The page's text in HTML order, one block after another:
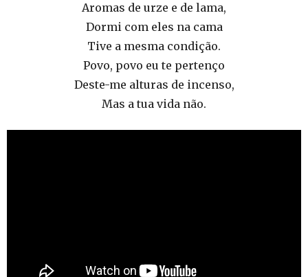
Aromas de urze e de lama,
Dormi com eles na cama
Tive a mesma condição.
Povo, povo eu te pertenço
Deste-me alturas de incenso,
Mas a tua vida não.